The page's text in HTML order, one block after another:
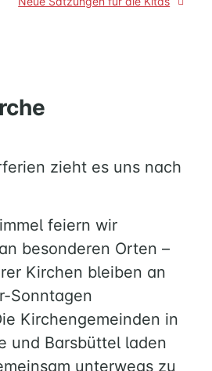
zieht es uns nach
feiern wir
besonderen Orten –
Kirchen bleiben an
Sonntagen
Kirchengemeinden in
und Barsbüttel laden
unterwegs zu